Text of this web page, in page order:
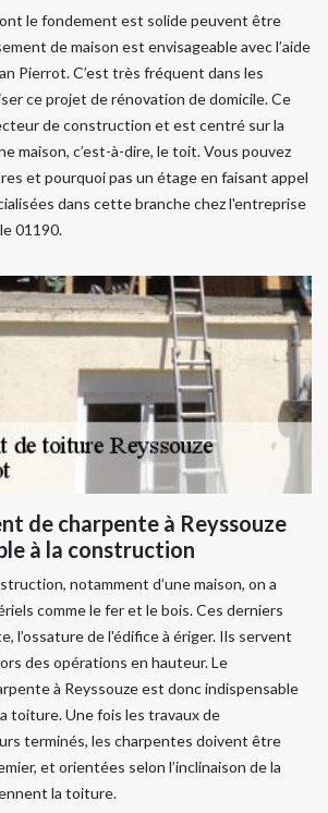
le fondement est solide peuvent être
de maison est envisageable avec l’aide
Pierrot. C’est très fréquent dans les
ce projet de rénovation de domicile. Ce
de construction et est centré sur la
maison, c’est-à-dire, le toit. Vous pouvez
et pourquoi pas un étage en faisant appel
dans cette branche chez l'entreprise
01190.
de charpente à Reyssouze
à la construction
notamment d’une maison, on a
comme le fer et le bois. Ces derniers
l’ossature de l'édifice à ériger. Ils servent
des opérations en hauteur. Le
à Reyssouze est donc indispensable
toiture. Une fois les travaux de
terminés, les charpentes doivent être
et orientées selon l’inclinaison de la
la toiture.